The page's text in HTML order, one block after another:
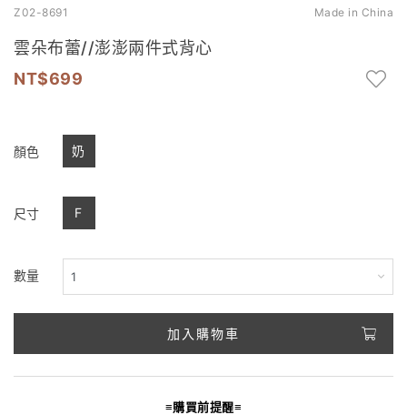
Z02-8691 Made in China
雲朵布蕾//澎澎兩件式背心
699
顏色 奶
尺寸 F
數量
加入購物車
≡購買前提醒≡